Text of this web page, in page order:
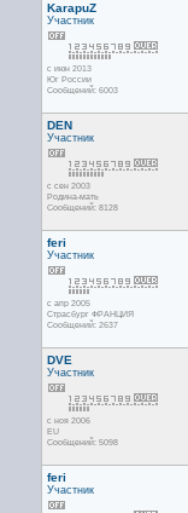
KarapuZ
Участник
с июн 2013
Юг России
Сообщений: 6003
DEN
Участник
с сен 2003
Родина-мать
Сообщений: 8128
feri
Участник
с апр 2005
Страсбург ФРАНЦИЯ
Сообщений: 2637
DVE
Участник
с ноя 2006
EU
Сообщений: 5098
feri
Участник